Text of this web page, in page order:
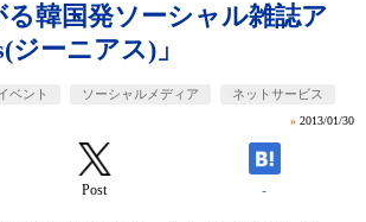
韓国発ソーシャル雑誌ア
ジーニアス)」
ベント ソーシャルメディア ネットサービス
» 2013/01/30
Post -